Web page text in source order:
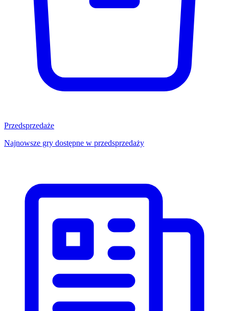
Przedsprzedaże
Najnowsze gry dostępne w przedsprzedaży